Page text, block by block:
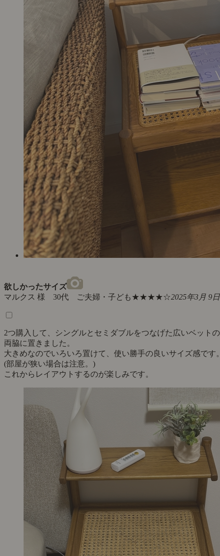
欲しかったサイズ
マルクス 様 30代 ご夫婦・子ども★★★★☆2025年3月 9日
2つ購入して、シングルとセミダブルをつなげた広いベットの
両脇に置きました。
大きめなのでいろいろ置けて、使い勝手の良いサイズ感です
(部屋が狭い場合は注意。)
これからレイアウトするのが楽しみです。